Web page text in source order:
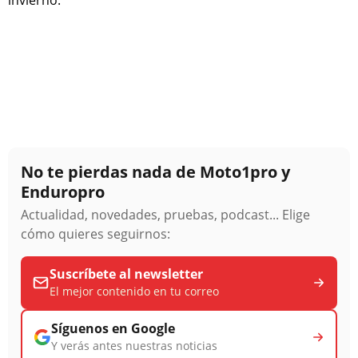
No te pierdas nada de Moto1pro y
Enduropro
Actualidad, novedades, pruebas, podcast... Elige
cómo quieres seguirnos:
Suscríbete al newsletter
El mejor contenido en tu correo
Síguenos en Google
Y verás antes nuestras noticias